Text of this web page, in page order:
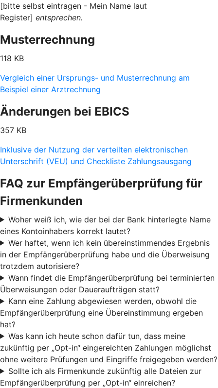
[bitte selbst eintragen - Mein Name laut
Register] entsprechen.
Musterrechnung
118 KB
Vergleich einer Ursprungs- und Musterrechnung am
Beispiel einer Arztrechnung
Änderungen bei EBICS
357 KB
Inklusive der Nutzung der verteilten elektronischen
Unterschrift (VEU) und Checkliste Zahlungsausgang
FAQ zur Empfängerüberprüfung für
Firmenkunden
Woher weiß ich, wie der bei der Bank hinterlegte Name
eines Kontoinhabers korrekt lautet?
Wer haftet, wenn ich kein übereinstimmendes Ergebnis
in der Empfängerüberprüfung habe und die Überweisung
trotzdem autorisiere?
Wann findet die Empfängerüberprüfung bei terminierten
Überweisungen oder Daueraufträgen statt?
Kann eine Zahlung abgewiesen werden, obwohl die
Empfängerüberprüfung eine Übereinstimmung ergeben
hat?
Was kann ich heute schon dafür tun, dass meine
zukünftig per „Opt-in“ eingereichten Zahlungen möglichst
ohne weitere Prüfungen und Eingriffe freigegeben werden?
Sollte ich als Firmenkunde zukünftig alle Dateien zur
Empfängerüberprüfung per „Opt-in“ einreichen?